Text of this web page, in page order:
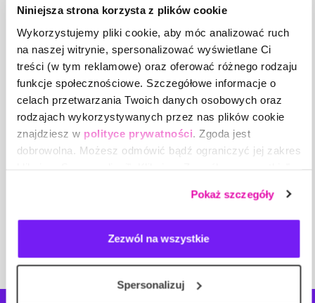
Niniejsza strona korzysta z plików cookie
Wykorzystujemy pliki cookie, aby móc analizować ruch
na naszej witrynie, spersonalizować wyświetlane Ci
treści (w tym reklamowe) oraz oferować różnego rodzaju
funkcje społecznościowe. Szczegółowe informacje o
celach przetwarzania Twoich danych osobowych oraz
rodzajach wykorzystywanych przez nas plików cookie
znajdziesz w polityce prywatności . Zgoda jest
dobrowolna. Możesz odmówić bądź ograniczyć jej zakres
a także na przetwarzanie Twoich danych osobowych.
Pokaż szczegóły
Zezwól na wszystkie
Spersonalizuj
Anna Majkowska
Manager HR, trener AI
Podoba Ci się ten artykuł?